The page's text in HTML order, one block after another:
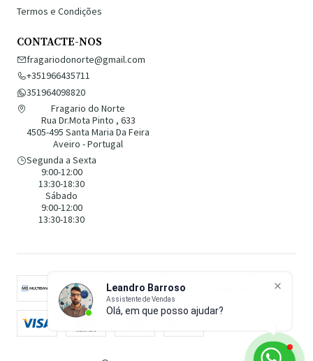
Leandro Barroso
Assistente de Vendas
Olá, em que posso ajudar?
Termos e Condições
CONTACTE-NOS
fragariodonorte@gmail.com
+351966435711
351964098820
Fragario do Norte
Rua Dr.Mota Pinto , 633
4505-495 Santa Maria Da Feira
Aveiro - Portugal
Segunda a Sexta
9:00-12:00
13:30-18:30
Sábado
9:00-12:00
13:30-18:30